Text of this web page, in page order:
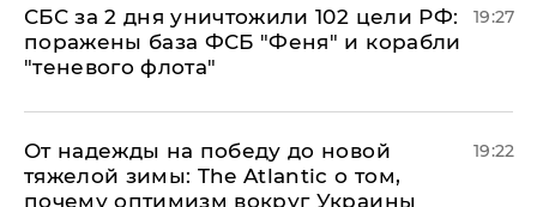
СБС за 2 дня уничтожили 102 цели РФ:
поражены база ФСБ "Феня" и корабли
"теневого флота"
19:27
От надежды на победу до новой
тяжелой зимы: The Atlantic о том,
почему оптимизм вокруг Украины
19:22